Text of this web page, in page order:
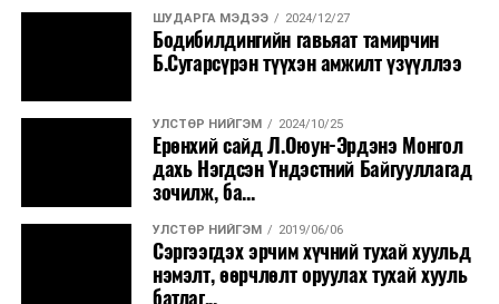
ШУДАРГА МЭДЭЭ 2024/12/27
Бодибилдингийн гавьяат тамирчин
Б.Сугарсүрэн түүхэн амжилт үзүүллээ
УЛСТӨР НИЙГЭМ 2024/10/25
Ерөнхий сайд Л.Оюун-Эрдэнэ Монгол
дахь Нэгдсэн Үндэстний Байгууллагад
зочилж, ба...
УЛСТӨР НИЙГЭМ 2019/06/06
Сэргээгдэх эрчим хүчний тухай хуульд
нэмэлт, өөрчлөлт оруулах тухай хууль